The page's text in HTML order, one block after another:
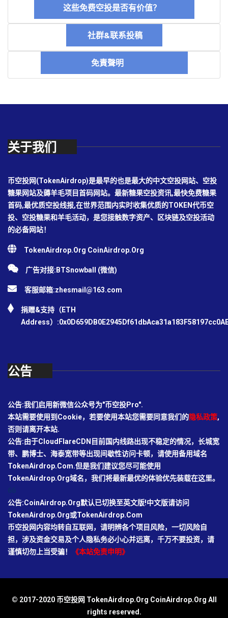
这些免费空投是否有价值？
社群&联系投稿
免責聲明
关于我们
币空投网(TokenAirdrop)是最早的也是最大的中文空投网站、空投
糖果网站及薅羊毛项目首码网站。最新糖果空投资讯,最快免费糖果
首码,最优质空投线报,在世界范围内实时收集优质的TOKEN代币空
投、空投糖果和羊毛活动，是您接触数字资产、区块链及空投活动
的必备网站！
TokenAirdrop.Org CoinAirdrop.Org
广告对接:BTSnowball (微信)
客服邮箱:zhesmail@163.com
捐赠&支持（ETH
Address）
公告
公告:我们启用新微信公众号为"币空投Pro".
本站需要使用到Cookie，若要使用本站您需要同意我们的隐私政策,
否则请离开本站.
公告:由于CloudFlareCDN目前国内线路出现不稳定的情况，长城宽
带、鹏博士、海泰宽带等出现间歇性访问卡顿，请使用备用域名
TokenAirdrop.Com.但是我们建议您尽可能使用
TokenAirdrop.Org域名，我们将最新最优的体验优先装载在这里。
公告:CoinAirdrop.Org默认已切换至英文版!中文版请访问
TokenAirdrop.Org或TokenAirdrop.Com
币空投网内容均转自互联网，请明辨各个项目风险，一切风险自
担，涉及资金交易及个人隐私务必小心并远离，千万不要投资，请
谨慎切勿上当受骗！
《本站免责申明》
© 2017-2020 币空投网 TokenAirdrop.Org CoinAirdrop.Org All
rights reserved.